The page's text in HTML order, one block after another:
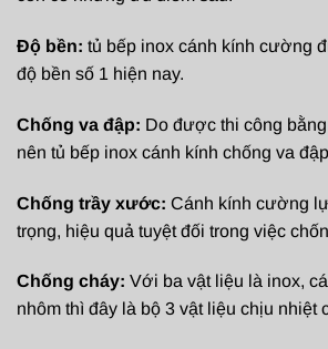
Độ bền: tủ bếp inox cánh kính cường
độ bền số 1 hiện nay.
Chống va đập: Do được thi công
nên tủ bếp inox cánh kính chống va
Chống trầy xước: Cánh kính cường
trọng, hiệu quả tuyệt đối trong việc
Chống cháy: Với ba vật liệu là inox,
nhôm thì đây là bộ 3 vật liệu chịu nhiệt